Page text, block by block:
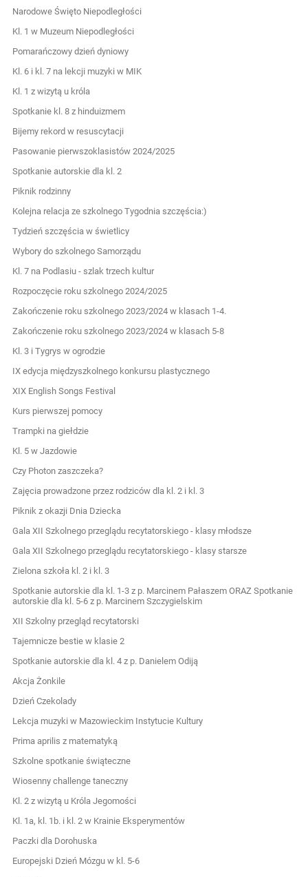
Narodowe Święto Niepodległości
Kl. 1 w Muzeum Niepodległości
Pomarańczowy dzień dyniowy
Kl. 6 i kl. 7 na lekcji muzyki w MIK
Kl. 1 z wizytą u króla
Spotkanie kl. 8 z hinduizmem
Bijemy rekord w resuscytacji
Pasowanie pierwszoklasistów 2024/2025
Spotkanie autorskie dla kl. 2
Piknik rodzinny
Kolejna relacja ze szkolnego Tygodnia szczęścia:)
Tydzień szczęścia w świetlicy
Wybory do szkolnego Samorządu
Kl. 7 na Podlasiu - szlak trzech kultur
Rozpoczęcie roku szkolnego 2024/2025
Zakończenie roku szkolnego 2023/2024 w klasach 1-4.
Zakończenie roku szkolnego 2023/2024 w klasach 5-8
Kl. 3 i Tygrys w ogrodzie
IX edycja międzyszkolnego konkursu plastycznego
XIX English Songs Festival
Kurs pierwszej pomocy
Trampki na giełdzie
Kl. 5 w Jazdowie
Czy Photon zaszczeka?
Zajęcia prowadzone przez rodziców dla kl. 2 i kl. 3
Piknik z okazji Dnia Dziecka
Gala XII Szkolnego przeglądu recytatorskiego - klasy młodsze
Gala XII Szkolnego przeglądu recytatorskiego - klasy starsze
Zielona szkoła kl. 2 i kl. 3
Spotkanie autorskie dla kl. 1-3 z p. Marcinem Pałaszem ORAZ Spotkanie
autorskie dla kl. 5-6 z p. Marcinem Szczygielskim
XII Szkolny przegląd recytatorski
Tajemnicze bestie w klasie 2
Spotkanie autorskie dla kl. 4 z p. Danielem Odiją
Akcja Żonkile
Dzień Czekolady
Lekcja muzyki w Mazowieckim Instytucie Kultury
Prima aprilis z matematyką
Szkolne spotkanie świąteczne
Wiosenny challenge taneczny
Kl. 2 z wizytą u Króla Jegomości
Kl. 1a, kl. 1b. i kl. 2 w Krainie Eksperymentów
Paczki dla Dorohuska
Europejski Dzień Mózgu w kl. 5-6